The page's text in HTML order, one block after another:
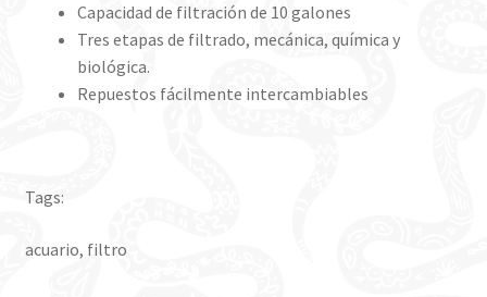
Capacidad de filtración de 10 galones
Tres etapas de filtrado, mecánica, química y
biológica.
Repuestos fácilmente intercambiables
Tags:
acuario, filtro